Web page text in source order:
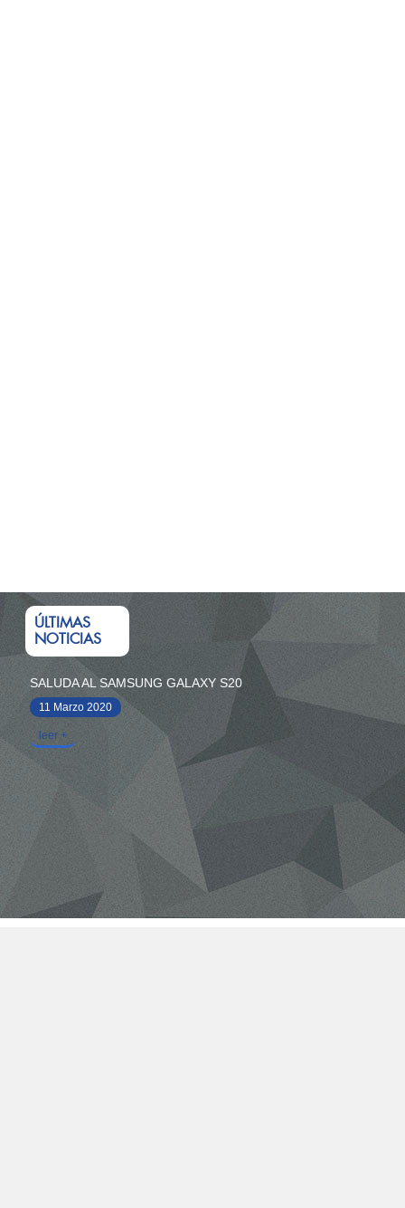
ÚLTIMAS
NOTICIAS
SALUDA AL SAMSUNG GALAXY S20
11 Marzo 2020
leer +